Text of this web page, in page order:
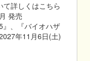
て詳しくはこちら
発売
』、『バイオハザ
年11月6日(土)